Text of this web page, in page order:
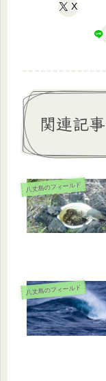
X
関連記事
八丈島のフィールド
八丈島のフィールド